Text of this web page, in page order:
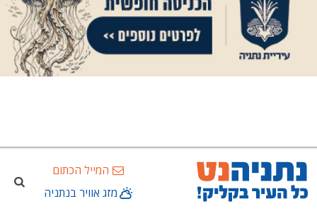
המייל הכתום
מזג אוויר בנתניה